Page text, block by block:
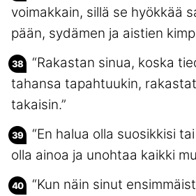
voimakkain, sillä se hyökkää
pään, sydämen ja aistien
“Rakastan sinua, koska
tahansa tapahtuukin,
takaisin.”
“En halua olla suosikkisi
olla ainoa ja unohtaa kaikki
“Kun näin sinut